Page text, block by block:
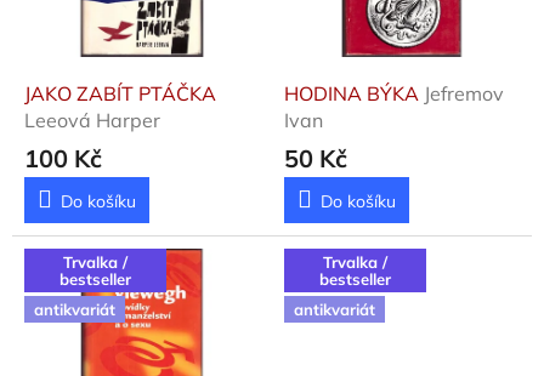
y
a
g
a
m
o
d
JAKO ZABÍT PTÁČKA
Leeová Harper
100 Kč
Do košíku
HODINA BÝKA Jefremov
Ivan
50 Kč
Do košíku
Trvalka /
bestseller
antikvariát
Trvalka /
bestseller
antikvariát